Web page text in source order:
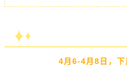
4月6-4月8日，下